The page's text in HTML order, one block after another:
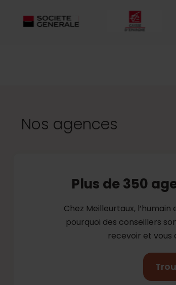
Nos agences
Plus de 350
Chez Meilleurtaux,
pourquoi des conseillers
recevoir et